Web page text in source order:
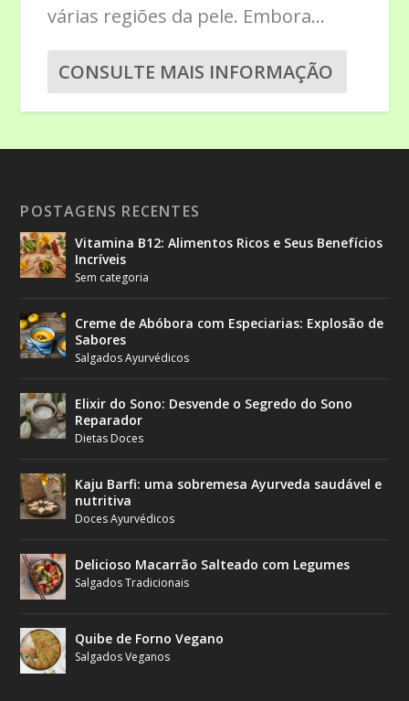
várias regiões da pele. Embora...
CONSULTE MAIS INFORMAÇÃO
POSTAGENS RECENTES
Vitamina B12: Alimentos Ricos e Seus Benefícios
Incríveis
Sem categoria
Creme de Abóbora com Especiarias: Explosão de
Sabores
Salgados Ayurvédicos
Elixir do Sono: Desvende o Segredo do Sono
Reparador
Dietas Doces
Kaju Barfi: uma sobremesa Ayurveda saudável e
nutritiva
Doces Ayurvédicos
Delicioso Macarrão Salteado com Legumes
Salgados Tradicionais
Quibe de Forno Vegano
Salgados Veganos